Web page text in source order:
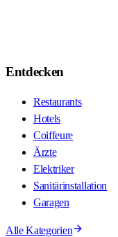
Entdecken
Restaurants
Hotels
Coiffeure
Ärzte
Elektriker
Sanitärinstallation
Garagen
Alle Kategorien